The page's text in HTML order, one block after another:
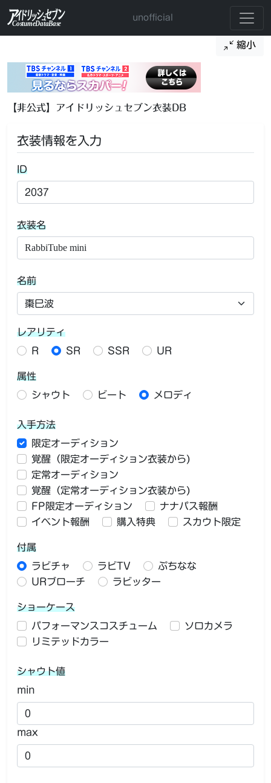
unofficial
縮小
【非公式】アイドリッシュセブン衣装DB
衣装情報を入力
ID
衣装名
名前
レアリティ
R
SR SSR UR
属性
シャウト
ビート メロディ
入手方法
限定オーディション
覚醒（限定オーディション衣装から)
定常オーディション
覚醒（定常オーディション衣装から)
FP限定オーディション
ナナパス報酬
イベント報酬
購入特典 スカウト限定
付属
ラビチャ
ラビTV
ぷちなな
URブローチ
ラビッター
ショーケース
パフォーマンスコスチューム
ソロカメラ
リミテッドカラー
シャウト値
min
max